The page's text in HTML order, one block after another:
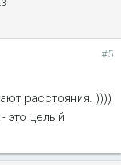
#5
расстояния. ))))
это целый